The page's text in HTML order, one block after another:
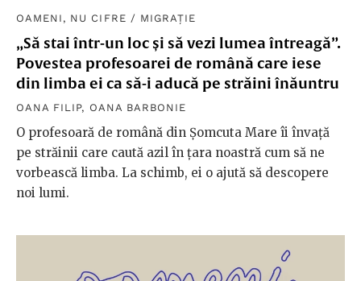
OAMENI, NU CIFRE / MIGRAȚIE
„Să stai într-un loc și să vezi lumea întreagă”.
Povestea profesoarei de română care iese
din limba ei ca să-i aducă pe străini înăuntru
OANA FILIP, OANA BARBONIE
O profesoară de română din Șomcuta Mare îi învață
pe străinii care caută azil în țara noastră cum să ne
vorbească limba. La schimb, ei o ajută să descopere
noi lumi.